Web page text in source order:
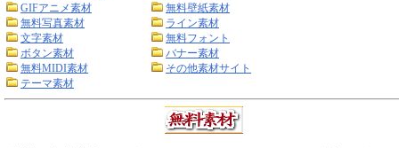
GIFアニメ素材
無料壁紙素材
無料写真素材
ライン素材
文字素材
無料フォント
ボタン素材
バナー素材
無料MIDI素材
その他素材サイト
テーマ素材